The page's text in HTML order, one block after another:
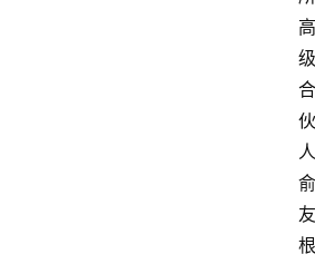
高
级
合
伙
人
俞
友
根